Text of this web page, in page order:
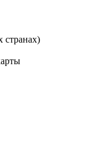
странах)